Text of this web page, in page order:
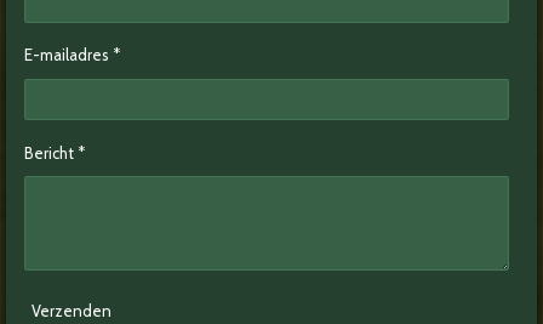
E-mailadres *
Bericht *
Verzenden